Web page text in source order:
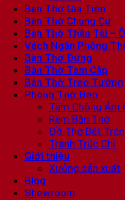
Bàn Thờ Gia Tiên
Bàn Thờ Chung Cư
Bàn Thờ Thần Tài –
Vách Ngăn Phòng
Bàn Thờ Đứng
Bàn Thờ Tam Cấp
Bàn Thờ Treo Tường
Phòng Thờ Đẹp
Tấm Chống Ám
Rèm Bàn Thờ
Đồ Thờ Bát
Tranh Trúc Chỉ
Giới thiệu
Xưởng sản xuất
Blog
Showroom